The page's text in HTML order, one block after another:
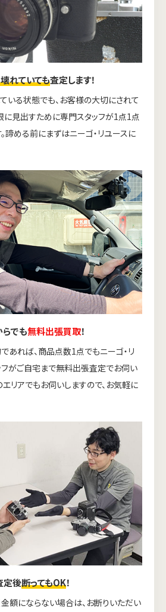
れていても査定します！
いる状態でも、お客様の大切にされて
見出すために専門スタッフが1点1点
諦める前にまずはニーゴ・リユースに
らでも無料出張買取！
あれば、商品点数1点でもニーゴ・リ
がご自宅まで無料出張査定でお伺い
エリアでもお伺いしますので、お気軽に
定後断ってもOK！
額にならない場合は、お断りいただい